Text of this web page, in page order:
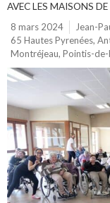
AVEC LES MAISONS
8 mars 2024
Jean-
65 Hautes Pyrenées,
Montréjeau, Pointis-de-